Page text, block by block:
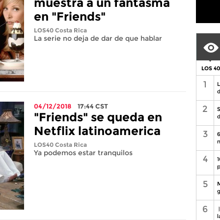
en "Friends"
LOS40 Costa Rica
La serie no deja de dar de que hablar
04/12/2018 17:44 CST
"Friends" se queda en
Netflix latinoamerica
LOS40 Costa Rica
Ya podemos estar tranquilos
LOS 40
1
2
3
4
5
6